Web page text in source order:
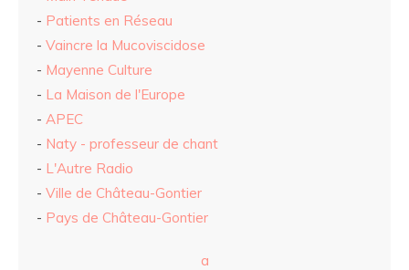
- Patients en Réseau
- Vaincre la Mucoviscidose
- Mayenne Culture
- La Maison de l'Europe
- APEC
- Naty - professeur de chant
- L'Autre Radio
- Ville de Château-Gontier
- Pays de Château-Gontier
a